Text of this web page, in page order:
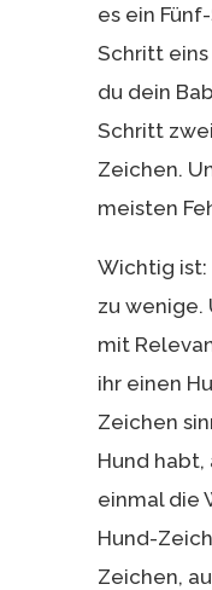
es ein
Schritt
du dein
Schritt
Zeichen.
meisten
Wichtig ist:
zu wenige.
mit
ihr einen
Zeichen
Hund habt,
einmal die
Hund-
Zeichen,